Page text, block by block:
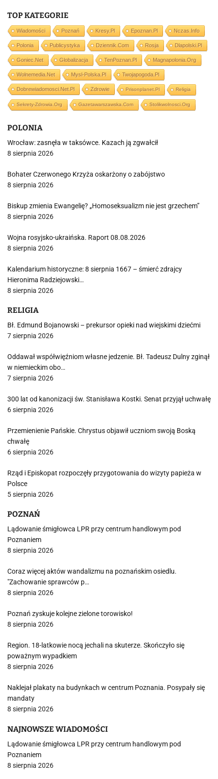
TOP KATEGORIE
Wiadomości Poznań Kresy.pl Epoznan.pl Nczas.info
Polonia Publicystyka Dziennik.com Rosja Dlapolski.pl
Goniec.net Globalizacja TenPoznan.pl Magnapolonia.org
Wolnemedia.net Mysl-Polska.pl Twojapogoda.pl
Dobrewiadomosci.net.pl Zdrowie Prisonplanet.pl Religia
Sekrety-Zdrowia.org Gazetawarszawska.com Stolikwolnosci.org
POLONIA
Wrocław: zasnęła w taksówce. Kazach ją zgwałcił
8 sierpnia 2026
Bohater Czerwonego Krzyża oskarżony o zabójstwo
8 sierpnia 2026
Biskup zmienia Ewangelię? „Homoseksualizm nie jest grzechem”
8 sierpnia 2026
Wojna rosyjsko-ukraińska. Raport 08.08.2026
8 sierpnia 2026
Kalendarium historyczne: 8 sierpnia 1667 – śmierć zdrajcy
Hieronima Radziejowski…
8 sierpnia 2026
RELIGIA
Bł. Edmund Bojanowski – prekursor opieki nad wiejskimi dziećmi
7 sierpnia 2026
Oddawał współwięźniom własne jedzenie. Bł. Tadeusz Dulny zginął
w niemieckim obo…
7 sierpnia 2026
300 lat od kanonizacji św. Stanisława Kostki. Senat przyjął uchwałę
6 sierpnia 2026
Przemienienie Pańskie. Chrystus objawił uczniom swoją Boską
chwałę
6 sierpnia 2026
Rząd i Episkopat rozpoczęły przygotowania do wizyty papieża w
Polsce
5 sierpnia 2026
POZNAŃ
Lądowanie śmigłowca LPR przy centrum handlowym pod
Poznaniem
8 sierpnia 2026
Coraz więcej aktów wandalizmu na poznańskim osiedlu.
"Zachowanie sprawców p…
8 sierpnia 2026
Poznań zyskuje kolejne zielone torowisko!
8 sierpnia 2026
Region. 18-latkowie nocą jechali na skuterze. Skończyło się
poważnym wypadkiem
8 sierpnia 2026
Naklejał plakaty na budynkach w centrum Poznania. Posypały się
mandaty
8 sierpnia 2026
NAJNOWSZE WIADOMOŚCI
Lądowanie śmigłowca LPR przy centrum handlowym pod
Poznaniem
8 sierpnia 2026